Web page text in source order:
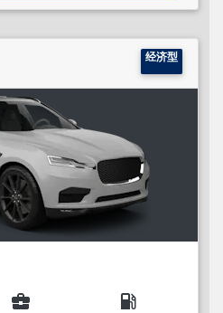
经济型
business_center local_gas_station